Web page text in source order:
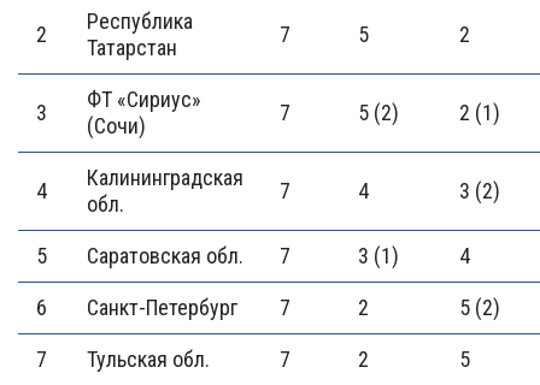
2
Республика
Татарстан
7 5 2
3
ФТ «Сириус»
(Сочи)
7 5 (2) 2 (1)
4
Калининградская
обл.
7 4 3 (2)
5 Саратовская обл. 7 3 (1) 4
6 Санкт-Петербург 7 2 5 (2)
7 Тульская обл. 7 2 5